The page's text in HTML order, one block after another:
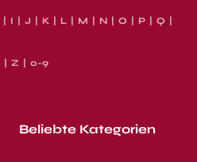
I J K L M N O P Q
Z 0-9
Beliebte Kategorien